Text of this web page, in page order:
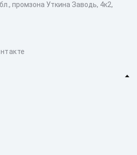
промзона Уткина Заводь, 4к2,